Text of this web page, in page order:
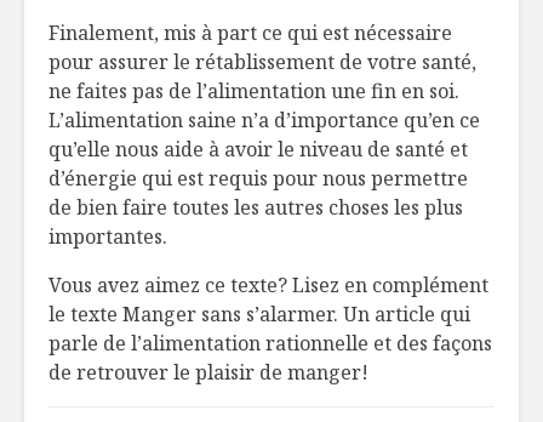
Finalement, mis à part ce qui est nécessaire
pour assurer le rétablissement de votre santé,
ne faites pas de l’alimentation une fin en soi.
L’alimentation saine n’a d’importance qu’en ce
qu’elle nous aide à avoir le niveau de santé et
d’énergie qui est requis pour nous permettre
de bien faire toutes les autres choses les plus
importantes.
Vous avez aimez ce texte? Lisez en complément
le texte Manger sans s’alarmer. Un article qui
parle de l’alimentation rationnelle et des façons
de retrouver le plaisir de manger!